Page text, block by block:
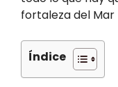
fortaleza del Mar
Índice